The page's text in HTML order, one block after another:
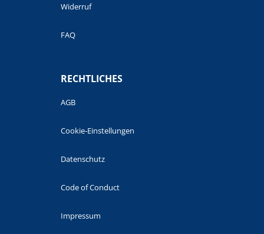
Widerruf
FAQ
RECHTLICHES
AGB
Cookie-Einstellungen
Datenschutz
Code of Conduct
Impressum